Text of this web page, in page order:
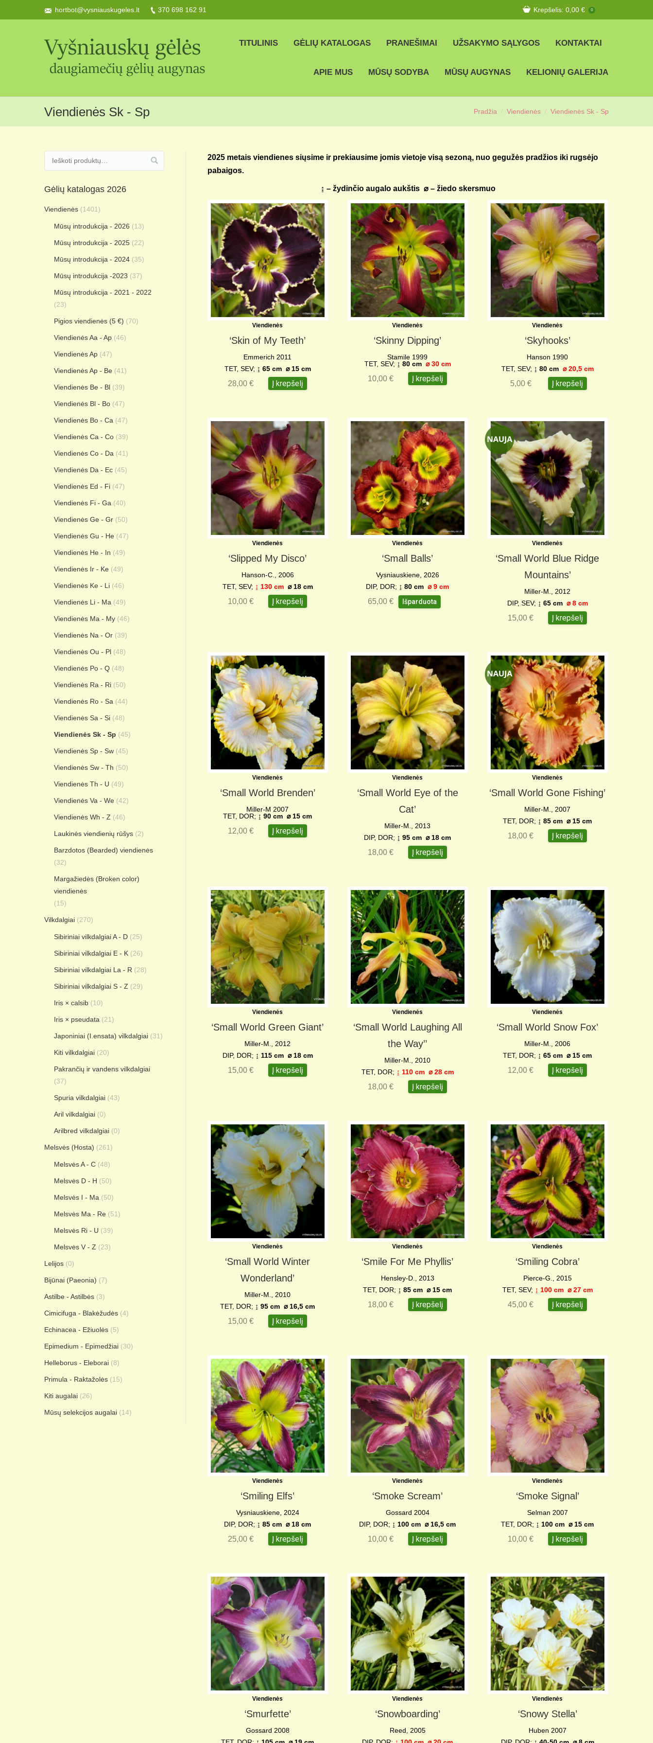
hortbot@vysniauskugeles.lt 370 698 162 91 Krepšelis: 0,00 € 0
TITULINIS GĖLIŲ KATALOGAS PRANEŠIMAI UŽSAKYMO SĄLYGOS KONTAKTAI
APIE MUS MŪSŲ SODYBA MŪSŲ AUGYNAS KELIONIŲ GALERIJA
Viendienės Sk - Sp Pradžia Viendienės Viendienės Sk - Sp
2025 metais viendienes siųsime ir prekiausime jomis vietoje visą sezoną, nuo gegužės pradžios iki rugsėjo
pabaigos.
↨ – žydinčio augalo aukštis ⌀ – žiedo skersmuo
Viendienės
‘Skin of My Teeth’
Emmerich 2011
TET, SEV; ↨ 65 cm ⌀ 15 cm
28,00€ Į krepšelį
Viendienės
‘Skinny Dipping’
Stamile 1999
TET, SEV; ↨ 80 cm ⌀ 30 cm
10,00€ Į krepšelį
Viendienės
‘Skyhooks’
Hanson 1990
TET, SEV; ↨ 80 cm ⌀ 20,5 cm
5,00 € Į krepšelį
Viendienės
‘Slipped My Disco’
Hanson-C., 2006
TET, SEV; ↨ 130 cm ⌀ 18 cm
10,00€ Į krepšelį
Viendienės
‘Small Balls’
Vysniauskiene, 2026
DIP, DOR; ↨ 80 cm⌀ 9 cm
65,00€ Išparduota
Viendienės
‘Small World Blue Ridge
Mountains’
Miller-M., 2012
DIP, SEV; ↨ 65 cm ⌀8 cm
15,00€ Į krepšelį
Viendienės
‘Small World Brenden’
Miller-M 2007
TET, DOR; ↨ 90 cm⌀ 15 cm
12,00€ Į krepšelį
Viendienės
‘Small World Eye of the
Cat’
Miller-M., 2013
DIP, DOR; ↨ 95 cm⌀18 cm
18,00€ Į krepšelį
Viendienės
‘Small World Gone Fishing’
Miller-M., 2007
TET, DOR; ↨ 85 cm⌀ 15 cm
18,00€ Į krepšelį
Viendienės
‘Small World Green Giant’
Miller-M., 2012
DIP, DOR; ↨ 115 cm ⌀18 cm
15,00€ Į krepšelį
Viendienės
‘Small World Laughing All
the Way’’
Miller-M., 2010
TET, DOR; ↨ 110 cm ⌀28 cm
18,00€ Į krepšelį
Viendienės
‘Small World Snow Fox’
Miller-M., 2006
TET, DOR; ↨ 65 cm ⌀ 15 cm
12,00€ Į krepšelį
Viendienės
‘Small World Winter
Wonderland’
Miller-M., 2010
TET, DOR; ↨ 95 cm ⌀ 16,5 cm
15,00€ Į krepšelį
Viendienės
‘Smile For Me Phyllis’
Hensley-D., 2013
TET, DOR; ↨ 85 cm⌀15 cm
18,00€ Į krepšelį
Viendienės
‘Smiling Cobra’
Pierce-G., 2015
TET, SEV; ↨ 100 cm ⌀ 27 cm
45,00€ Į krepšelį
Viendienės
‘Smiling Elfs’
Vysniauskiene, 2024
DIP, DOR; ↨ 85 cm⌀18 cm
25,00€ Į krepšelį
Viendienės
‘Smoke Scream’
Gossard 2004
DIP, DOR; ↨ 100 cm ⌀ 16,5 cm
10,00€ Į krepšelį
Viendienės
‘Smoke Signal’
Selman 2007
TET, DOR; ↨ 100 cm ⌀ 15 cm
10,00€ Į krepšelį
Viendienės
‘Smurfette’
Gossard 2008
Viendienės
‘Snowboarding’
Reed, 2005
Viendienės
‘Snowy Stella’
Huben 2007
Gėlių katalogas 2026
Viendienės (1401)
Mūsų introdukcija - 2026 (13)
Mūsų introdukcija - 2025 (22)
Mūsų introdukcija - 2024 (35)
Mūsų introdukcija -2023 (37)
Mūsų introdukcija - 2021 - 2022
(23)
Pigios viendienės (5 €) (70)
Viendienės Aa - Ap (46)
Viendienės Ap (47)
Viendienės Ap - Be (41)
Viendienės Be - Bl (39)
Viendienės Bl - Bo (47)
Viendienės Bo - Ca (47)
Viendienės Ca - Co (39)
Viendienės Co - Da (41)
Viendienės Da - Ec (45)
Viendienės Ed - Fi (47)
Viendienės Fi - Ga (40)
Viendienės Ge - Gr (50)
Viendienės Gu - He (47)
Viendienės He - In (49)
Viendienės Ir - Ke (49)
Viendienės Ke - Li (46)
Viendienės Li - Ma (49)
Viendienės Ma - My (46)
Viendienės Na - Or (39)
Viendienės Ou - Pl (48)
Viendienės Po - Q (48)
Viendienės Ra - Ri (50)
Viendienės Ro - Sa (44)
Viendienės Sa - Si (48)
Viendienės Sk - Sp (45)
Viendienės Sp - Sw (45)
Viendienės Sw - Th (50)
Viendienės Th - U (49)
Viendienės Va - We (42)
Viendienės Wh - Z (46)
Laukinės viendienių rūšys (2)
Barzdotos (Bearded) viendienės
(32)
Margažiedės (Broken color)
viendienės
(15)
Vilkdalgiai (270)
Sibiriniai vilkdalgiai A - D (25)
Sibiriniai vilkdalgiai E - K (26)
Sibiriniai vilkdalgiai La - R (28)
Sibiriniai vilkdalgiai S - Z (29)
Iris × calsib (10)
Iris × pseudata (21)
Japoniniai (I.ensata) vilkdalgiai (31)
Kiti vilkdalgiai (20)
Pakrančių ir vandens vilkdalgiai
(37)
Spuria vilkdalgiai (43)
Aril vilkdalgiai (0)
Arilbred vilkdalgiai (0)
Melsvės (Hosta) (261)
Melsvės A - C (48)
Melsvės D - H (50)
Melsvės I - Ma (50)
Melsvės Ma - Re (51)
Melsvės Ri - U (39)
Melsvės V - Z (23)
Lelijos (0)
Bijūnai (Paeonia) (7)
Astilbe - Astilbės (3)
Cimicifuga - Blakėžudės (4)
Echinacea - Ežiuolės (5)
Epimedium - Epimedžiai (30)
Helleborus - Eleborai (8)
Primula - Raktažolės (15)
Kiti augalai (26)
Mūsų selekcijos augalai (14)